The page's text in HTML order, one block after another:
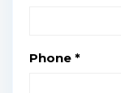
Phone *